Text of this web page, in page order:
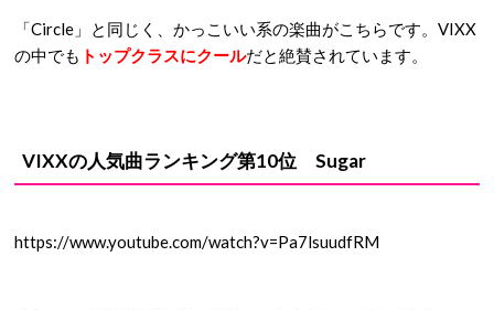
「Circle」と同じく、かっこいい系の楽曲がこちらです。VIXX
の中でも トップクラスにクールだと絶賛されています。
VIXXの人気曲ランキング第10位 Sugar
https://www.youtube.com/watch?v=Pa7lsuudfRM